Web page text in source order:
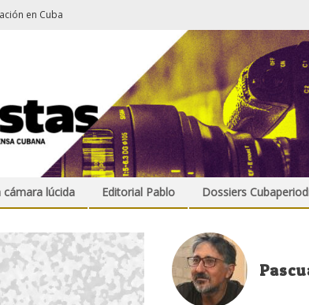
en Cuba
cámara lúcida Editorial Pablo Dossiers